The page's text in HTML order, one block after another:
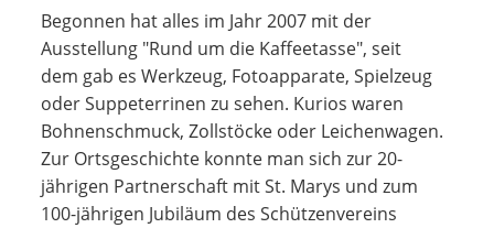
Begonnen hat alles im Jahr 2007 mit der
Ausstellung "Rund um die Kaffeetasse", seit
dem gab es Werkzeug, Fotoapparate, Spielzeug
oder Suppeterrinen zu sehen. Kurios waren
Bohnenschmuck, Zollstöcke oder Leichenwagen.
Zur Ortsgeschichte konnte man sich zur 20-
jährigen Partnerschaft mit St. Marys und zum
100-jährigen Jubiläum des Schützenvereins